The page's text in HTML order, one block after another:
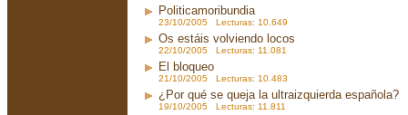
Politicamoribundia
23/10/2005 Lecturas: 10.649
Os estáis volviendo locos
22/10/2005 Lecturas: 11.081
El bloqueo
21/10/2005 Lecturas: 10.483
¿Por qué se queja la ultraizquierda española?
19/10/2005 Lecturas: 11.811